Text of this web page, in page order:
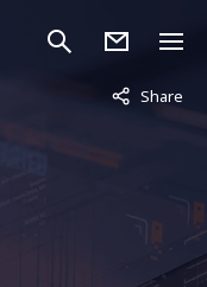
Share
非表示中